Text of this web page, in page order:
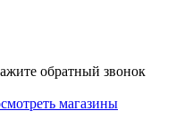
обратный звонок
магазины